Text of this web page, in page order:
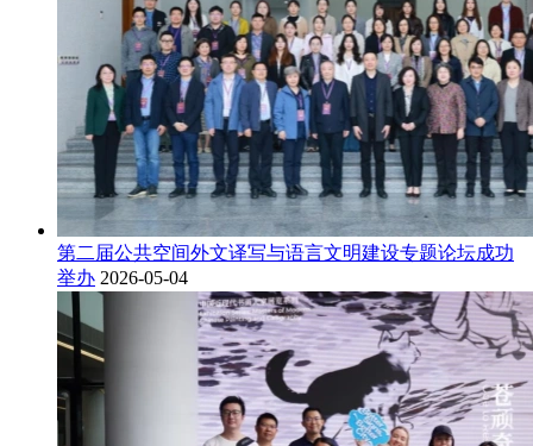
第二届公共空间外文译写与语言文明建设专题论坛成功
举办 2026-05-04